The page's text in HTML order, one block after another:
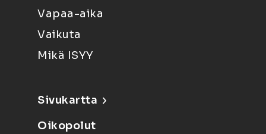
Vapaa-aika
Vaikuta
Mikä ISYY
Sivukartta
Oikopolut